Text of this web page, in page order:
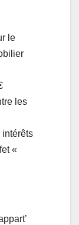
le
les
intérêts
«